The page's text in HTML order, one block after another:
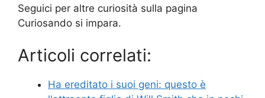
Seguici per altre curiosità sulla pagina
Curiosando si impara.
Articoli correlati:
Ha ereditato i suoi geni: questo è